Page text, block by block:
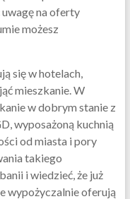
uwagę na oferty
możesz
się w hotelach,
mieszkanie. W
w dobrym stanie z
wyposażoną kuchnią
od miasta i pory
takiego
i wiedzieć, że już
wypożyczalnie oferują